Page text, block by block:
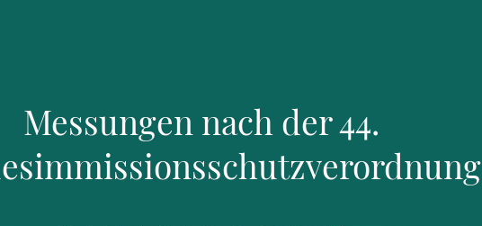
Messungen nach der 44.